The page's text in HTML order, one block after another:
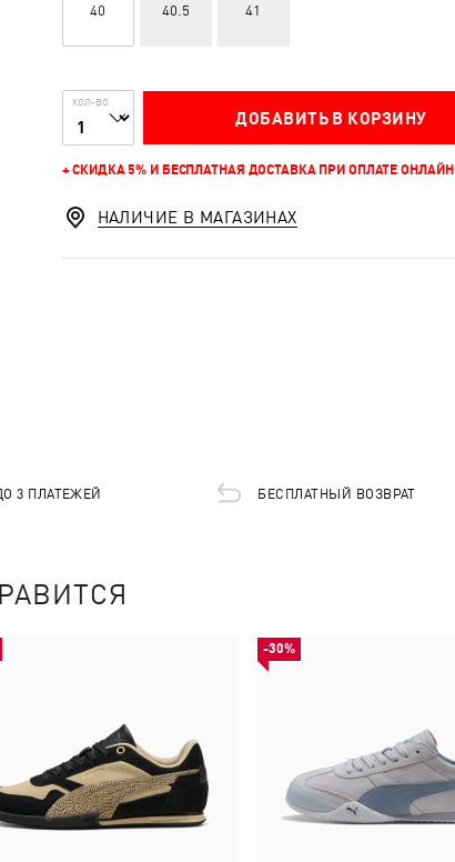
40 40.5 41
КОЛ-ВО
ДОБАВИТЬ В КОРЗИНУ
+ СКИДКА 5% И БЕСПЛАТНАЯ ДОСТАВКА ПРИ ОПЛАТЕ ОНЛАЙН
НАЛИЧИЕ В МАГАЗИНАХ
3 ПЛАТЕЖЕЙ БЕСПЛАТНЫЙ ВОЗВРАТ
-30%